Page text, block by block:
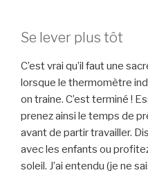
Se lever plus tôt
C’est vrai qu’il faut une
lorsque le thermomètre
on traine. C’est terminé !
prenez ainsi le temps de
avant de partir travailler.
avec les enfants ou
soleil. J’ai entendu (je ne